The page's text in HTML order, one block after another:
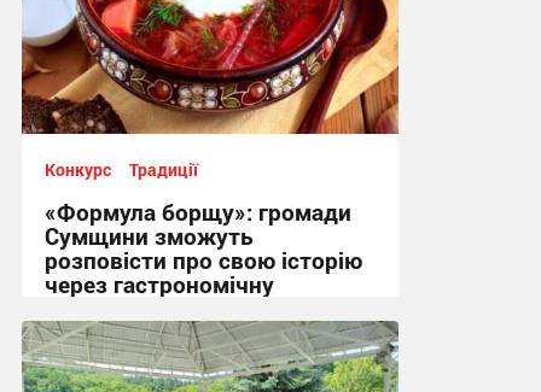
Конкурс Традиції
«Формула борщу»: громади
Сумщини зможуть
розповісти про свою історію
через гастрономічну
16:17, 3.08.2026